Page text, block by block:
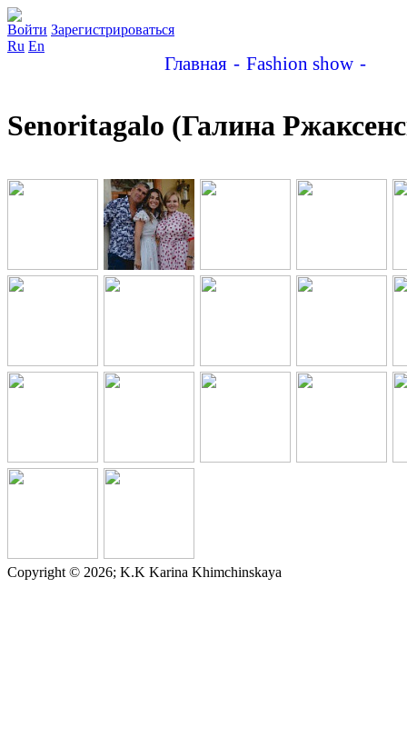
Войти Зарегистрироваться
Ru En
Главная Fashion show
Senoritagalo (Галина
Copyright © 2026; K.K Karina Khimchinskaya